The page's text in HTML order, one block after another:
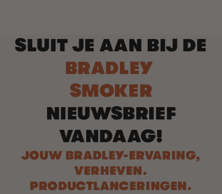
SLUIT JE AAN BIJ DE
BRADLEY
SMOKER
NIEUWSBRIEF
VANDAAG!
JOUW BRADLEY-ERVARING,
VERHEVEN.
PRODUCTLANCERINGEN.